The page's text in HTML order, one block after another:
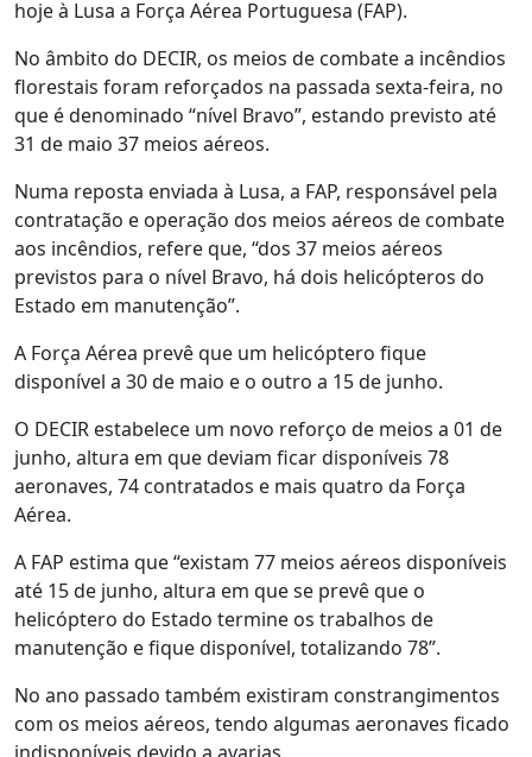
hoje à Lusa a Força Aérea Portuguesa (FAP).
No âmbito do DECIR, os meios de combate a incêndios
florestais foram reforçados na passada sexta-feira, no
que é denominado “nível Bravo”, estando previsto até
31 de maio 37 meios aéreos.
Numa reposta enviada à Lusa, a FAP, responsável pela
contratação e operação dos meios aéreos de combate
aos incêndios, refere que, “dos 37 meios aéreos
previstos para o nível Bravo, há dois helicópteros do
Estado em manutenção”.
A Força Aérea prevê que um helicóptero fique
disponível a 30 de maio e o outro a 15 de junho.
O DECIR estabelece um novo reforço de meios a 01 de
junho, altura em que deviam ficar disponíveis 78
aeronaves, 74 contratados e mais quatro da Força
Aérea.
A FAP estima que “existam 77 meios aéreos disponíveis
até 15 de junho, altura em que se prevê que o
helicóptero do Estado termine os trabalhos de
manutenção e fique disponível, totalizando 78”.
No ano passado também existiram constrangimentos
com os meios aéreos, tendo algumas aeronaves ficado